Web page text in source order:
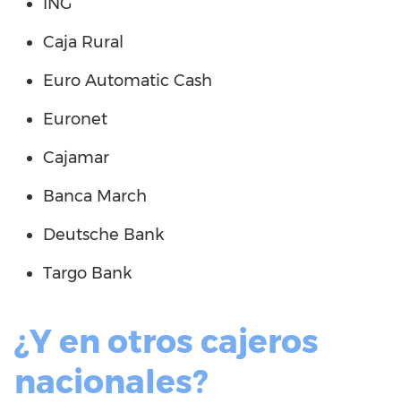
Caja Rural
Euro Automatic Cash
Euronet
Cajamar
Banca March
Deutsche Bank
Targo Bank
¿Y en otros cajeros
nacionales?